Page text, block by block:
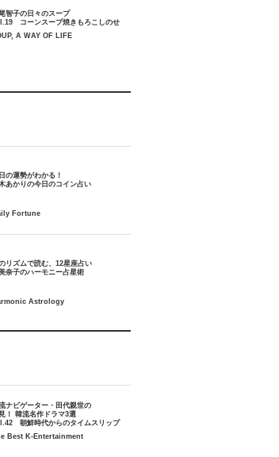
智子の日々のスープ
コーンスープ焼きもろこしのせ
A WAY OF LIFE
の運勢がわかる！
リズムで読む、12星座占い
ナビゲーター・田代親世の
！ 韓流名作ドラマ3選
朝鮮時代からのタイムスリップ
Best K-Entertainment